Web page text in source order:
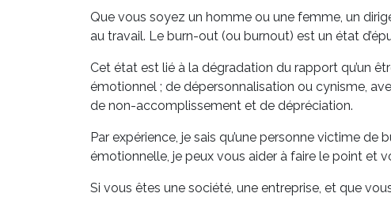
Que vous soyez un homme ou une femme, un
au travail. Le burn-out (ou burnout) est un état
Cet état est lié à la dégradation du rapport qu’un
émotionnel ; de dépersonnalisation ou cynisme,
de non-accomplissement et de dépréciation.
Par expérience, je sais qu’une personne victime
émotionnelle, je peux vous aider à faire le point et
Si vous êtes une société, une entreprise, et que